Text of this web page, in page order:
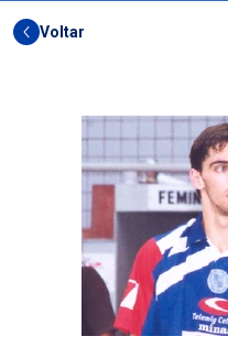
Voltar